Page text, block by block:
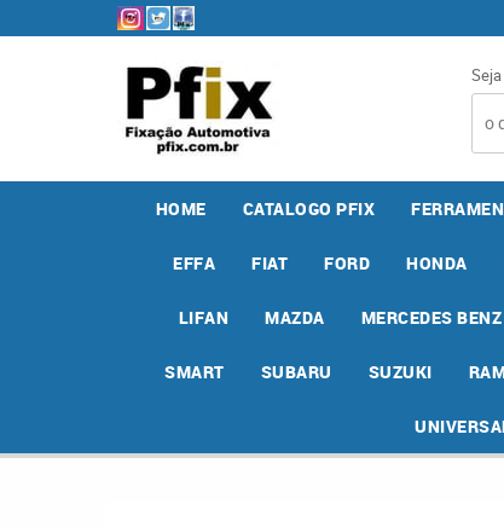
HOME CATALOGO PFIX
EFFA FIAT FORD HONDA
LIFAN MAZDA MERCEDES BENZ
SMART SUBARU SUZUKI